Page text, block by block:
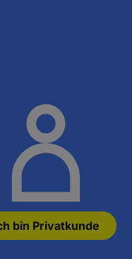
bin Privatkunde
Schneidwerkzeuge,